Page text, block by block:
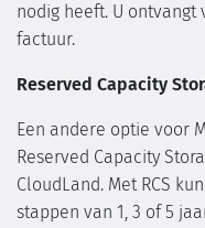
nodig heeft. U
factuur.
Reserved Capacity
Een andere optie voor
Reserved Capacity
CloudLand. Met RCS
stappen van 1, 3 of 5